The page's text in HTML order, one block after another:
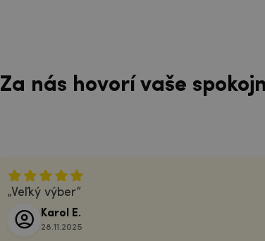
Za nás hovorí vaše
Veľký výber
Karol E.
28.11.2025